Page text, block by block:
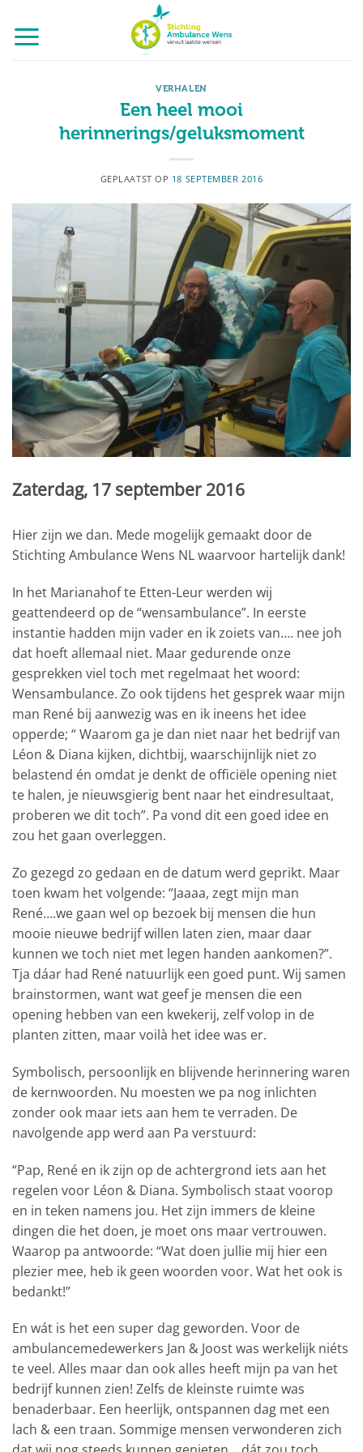
naar
inhoud
VERHALEN
Een heel mooi
herinnerings/geluksmoment
GEPLAATST OP 18 SEPTEMBER 2016
Zaterdag, 17 september 2016
Hier zijn we dan. Mede mogelijk gemaakt door de
Stichting Ambulance Wens NL waarvoor hartelijk dank!
In het Marianahof te Etten-Leur werden wij
geattendeerd op de “wensambulance”. In eerste
instantie hadden mijn vader en ik zoiets van…. nee joh
dat hoeft allemaal niet. Maar gedurende onze
gesprekken viel toch met regelmaat het woord:
Wensambulance. Zo ook tijdens het gesprek waar mijn
man René bij aanwezig was en ik ineens het idee
opperde; “ Waarom ga je dan niet naar het bedrijf van
Léon & Diana kijken, dichtbij, waarschijnlijk niet zo
belastend én omdat je denkt de officiële opening niet
te halen, je nieuwsgierig bent naar het eindresultaat,
proberen we dit toch”. Pa vond dit een goed idee en
zou het gaan overleggen.
Zo gezegd zo gedaan en de datum werd geprikt. Maar
toen kwam het volgende: “Jaaaa, zegt mijn man
René….we gaan wel op bezoek bij mensen die hun
mooie nieuwe bedrijf willen laten zien, maar daar
kunnen we toch niet met legen handen aankomen?”.
Tja dáar had René natuurlijk een goed punt. Wij samen
brainstormen, want wat geef je mensen die een
opening hebben van een kwekerij, zelf volop in de
planten zitten, maar voilà het idee was er.
Symbolisch, persoonlijk en blijvende herinnering waren
de kernwoorden. Nu moesten we pa nog inlichten
zonder ook maar iets aan hem te verraden. De
navolgende app werd aan Pa verstuurd:
“Pap, René en ik zijn op de achtergrond iets aan het
regelen voor Léon & Diana. Symbolisch staat voorop
en in teken namens jou. Het zijn immers de kleine
dingen die het doen, je moet ons maar vertrouwen.
Waarop pa antwoorde: “Wat doen jullie mij hier een
plezier mee, heb ik geen woorden voor. Wat het ook is
bedankt!”
En wát is het een super dag geworden. Voor de
ambulancemedewerkers Jan & Joost was werkelijk niéts
te veel. Alles maar dan ook alles heeft mijn pa van het
bedrijf kunnen zien! Zelfs de kleinste ruimte was
benaderbaar. Een heerlijk, ontspannen dag met een
lach & een traan. Sommige mensen verwonderen zich